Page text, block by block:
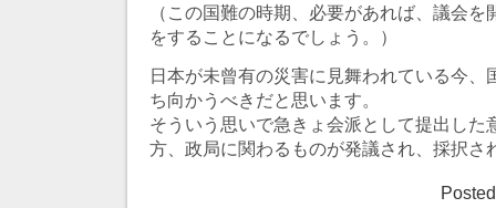
（この国難の時期、必要があれば、議会
をすることになるでしょう。）
日本が未曾有の災害に見舞われている今、
ち向かうべきだと思います。
そういう思いで急きょ会派として提出した
方、政局に関わるものが発議され、採択さ